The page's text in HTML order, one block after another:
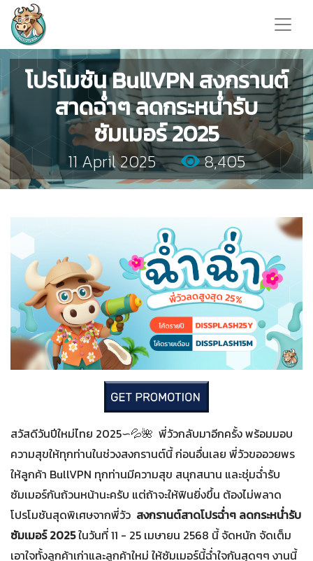
โปรโมชัน BullVPN สงกรานต์
สาดฉ่ำๆ ลดกระหน่ำรับ
ซัมเมอร์ 2025
11 April 2025 8,405
สวัสดีวันปีใหม่ไทย 2025∽💦🌺 พี่วัวกลับมาอีกครั้ง พร้อมมอบ
ความสุขให้ทุกท่านในช่วงสงกรานต์นี้ ก่อนอื่นเลย พี่วัวขออวยพร
ให้ลูกค้า BullVPN ทุกท่านมีความสุข สนุกสนาน และชุ่มฉ่ำรับ
ซัมเมอร์กันถ้วนหน้านะครับ แต่ถ้าจะให้ฟินยิ่งขึ้น ต้องไม่พลาด
โปรโมชันสุดพิเศษจากพี่วัว สงกรานต์สาดโปรฉ่ำๆ ลดกระหน่ำรับ
ซัมเมอร์ 2025ในวันที่ 11 - 25 เมษายน 2568 นี้ จัดหนัก จัดเต็ม
เอาใจทั้งลูกค้าเก่าและลูกค้าใหม่ ให้ซัมเมอร์นี้ฉ่ำใจกันสุดๆๆ งานนี้